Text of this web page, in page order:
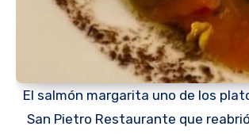
El salmón margarita uno de los
San Pietro Restaurante que